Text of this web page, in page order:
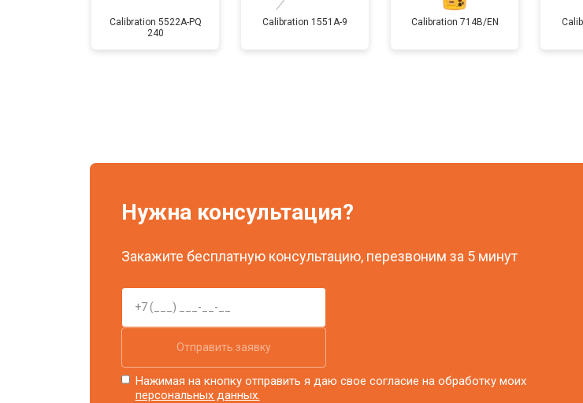
Calibration 5522A-PQ
240
Calibration 1551A-9 Calibration 714B/EN
Нужна консультация?
Закажите бесплатную консультацию, перезвоним за 5 минут
Отправить заявку
Нажимая на кнопку отправить я даю свое согласие на обработку моих
персональных данных.